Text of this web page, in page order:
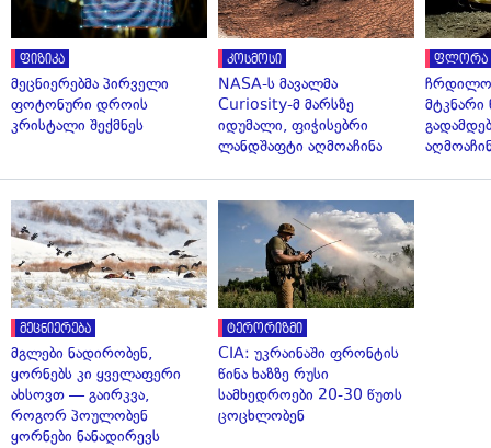
ფიზიკა
მეცნიერებმა პირველი
ფოტონური დროის
კრისტალი შექმნეს
კოსმოსი
NASA-ს მავალმა
Curiosity-მ მარსზე
იდუმალი, ფიჭისებრი
ლანდშაფტი აღმოაჩინა
ფლორა
მტკნარი
მეცნიერება
მგლები ნადირობენ,
ყორნებს კი ყველაფერი
ახსოვთ — გაირკვა,
როგორ პოულობენ
ყორნები ნანადირევს
ტერორიზმი
CIA: უკრაინაში ფრონტის
წინა ხაზზე რუსი
სამხედროები 20-30 წუთს
ცოცხლობენ